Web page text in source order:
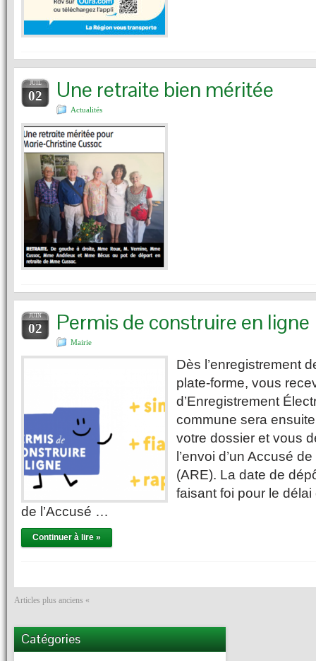
JUIL
02 Une retraite bien méritée
Actualités
JUIN
02 Permis de construire en ligne
Mairie
Dès l’enregistrement
plate-forme, vous
d’Enregistrement
commune sera
votre dossier et vous
l’envoi d’un Accusé
(ARE). La date de
faisant foi pour le délai
de l’Accusé …
Continuer à lire »
Articles plus anciens «
Catégories